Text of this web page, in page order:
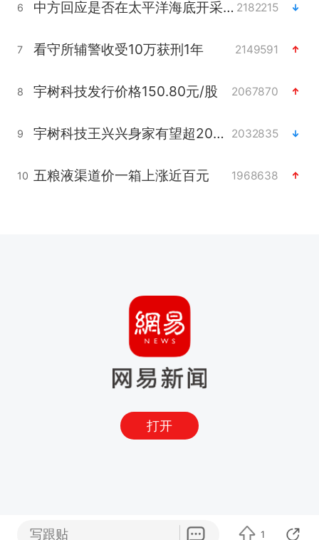
6 中方回应是否在太平洋海底开采稀土 2182215
7 看守所辅警收受10万获刑1年 2149591
8 宇树科技发行价格150.80元/股 2067870
9 宇树科技王兴兴身家有望超200亿元 2032835
10 五粮液渠道价一箱上涨近百元 1968638
打开
写跟贴 1